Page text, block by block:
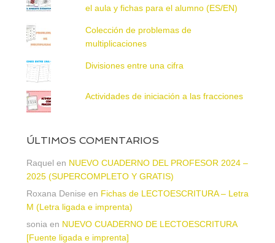
el aula y fichas para el alumno (ES/EN)
Colección de problemas de
multiplicaciones
Divisiones entre una cifra
Actividades de iniciación a las fracciones
ÚLTIMOS COMENTARIOS
Raquel en NUEVO CUADERNO DEL PROFESOR 2024 –
2025 (SUPERCOMPLETO Y GRATIS)
Roxana Denise en Fichas de LECTOESCRITURA – Letra
M (Letra ligada e imprenta)
sonia en NUEVO CUADERNO DE LECTOESCRITURA
[Fuente ligada e imprenta]